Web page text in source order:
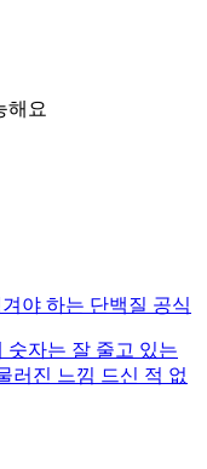
해요
야 하는 단백질 공식
숫자는 잘 줄고 있는
러진 느낌 드신 적 없